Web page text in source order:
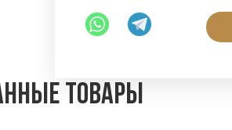
товары